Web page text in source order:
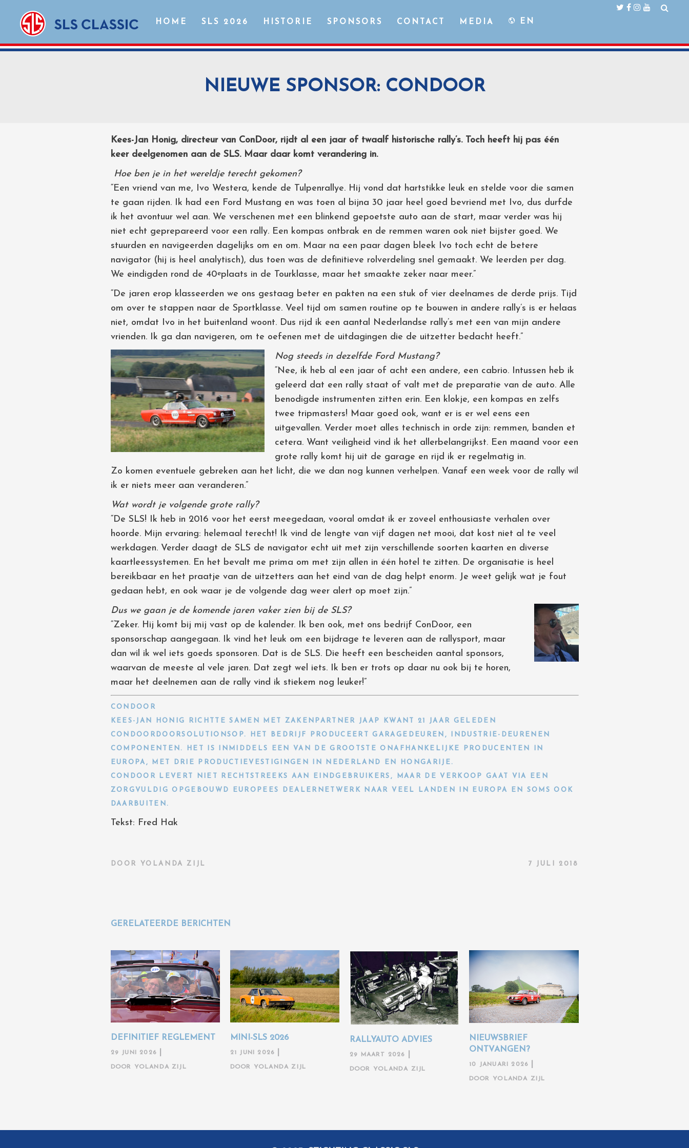
HOME SLS 2026 HISTORIE SPONSORS CONTACT MEDIA EN
NIEUWE SPONSOR: CONDOOR
Kees-Jan Honig, directeur van ConDoor, rijdt al een jaar of twaalf historische rally’s. Toch heeft hij pas één
keer deelgenomen aan de SLS. Maar daar komt verandering in.
Hoe ben je in het wereldje terecht gekomen?
“Een vriend van me, Ivo Westera, kende de Tulpenrallye. Hij vond dat hartstikke leuk en stelde voor die samen
te gaan rijden. Ik had een Ford Mustang en was toen al bijna 30 jaar heel goed bevriend met Ivo, dus durfde
ik het avontuur wel aan. We verschenen met een blinkend gepoetste auto aan de start, maar verder was hij
niet echt geprepareerd voor een rally. Een kompas ontbrak en de remmen waren ook niet bijster goed. We
stuurden en navigeerden dagelijks om en om. Maar na een paar dagen bleek Ivo toch echt de betere
navigator (hij is heel analytisch), dus toen was de definitieve rolverdeling snel gemaakt. We leerden per dag.
We eindigden rond de 40eplaats in de Tourklasse, maar het smaakte zeker naar meer.”
“De jaren erop klasseerden we ons gestaag beter en pakten na een stuk of vier deelnames de derde prijs. Tijd
om over te stappen naar de Sportklasse. Veel tijd om samen routine op te bouwen in andere rally’s is er helaas
niet, omdat Ivo in het buitenland woont. Dus rijd ik een aantal Nederlandse rally’s met een van mijn andere
vrienden. Ik ga dan navigeren, om te oefenen met de uitdagingen die de uitzetter bedacht heeft.”
Nog steeds in dezelfde Ford Mustang?
“Nee, ik heb al een jaar of acht een andere, een cabrio. Intussen heb ik
geleerd dat een rally staat of valt met de preparatie van de auto. Alle
benodigde instrumenten zitten erin. Een klokje, een kompas en zelfs
twee tripmasters! Maar goed ook, want er is er wel eens een
uitgevallen. Verder moet alles technisch in orde zijn: remmen, banden et
cetera. Want veiligheid vind ik het allerbelangrijkst. Een maand voor een
grote rally komt hij uit de garage en rijd ik er regelmatig in.
Zo komen eventuele gebreken aan het licht, die we dan nog kunnen verhelpen. Vanaf een week voor de rally wil
ik er niets meer aan veranderen.”
Wat wordt je volgende grote rally?
“De SLS! Ik heb in 2016 voor het eerst meegedaan, vooral omdat ik er zoveel enthousiaste verhalen over
hoorde. Mijn ervaring: helemaal terecht! Ik vind de lengte van vijf dagen net mooi, dat kost niet al te veel
werkdagen. Verder daagt de SLS de navigator echt uit met zijn verschillende soorten kaarten en diverse
kaartleessystemen. En het bevalt me prima om met zijn allen in één hotel te zitten. De organisatie is heel
bereikbaar en het praatje van de uitzetters aan het eind van de dag helpt enorm. Je weet gelijk wat je fout
gedaan hebt, en ook waar je de volgende dag weer alert op moet zijn.”
Dus we gaan je de komende jaren vaker zien bij de SLS?
“Zeker. Hij komt bij mij vast op de kalender. Ik ben ook, met ons bedrijf ConDoor, een
sponsorschap aangegaan. Ik vind het leuk om een bijdrage te leveren aan de rallysport, maar
dan wil ik wel iets goeds sponsoren. Dat is de SLS. Die heeft een bescheiden aantal sponsors,
waarvan de meeste al vele jaren. Dat zegt wel iets. Ik ben er trots op daar nu ook bij te horen,
maar het deelnemen aan de rally vind ik stiekem nog leuker!”
CONDOOR
KEES-JAN HONIG RICHTTE SAMEN MET ZAKENPARTNER JAAP KWANT 21 JAAR GELEDEN
CONDOORDOORSOLUTIONSOP. HET BEDRIJF PRODUCEERT GARAGEDEUREN, INDUSTRIE-DEURENEN
COMPONENTEN. HET IS INMIDDELS EEN VAN DE GROOTSTE ONAFHANKELIJKE PRODUCENTEN IN
EUROPA, MET DRIE PRODUCTIEVESTIGINGEN IN NEDERLAND EN HONGARIJE.
CONDOOR LEVERT NIET RECHTSTREEKS AAN EINDGEBRUIKERS, MAAR DE VERKOOP GAAT VIA EEN
ZORGVULDIG OPGEBOUWD EUROPEES DEALERNETWERK NAAR VEEL LANDEN IN EUROPA EN SOMS OOK
DAARBUITEN.
Tekst: Fred Hak
DOOR YOLANDA ZIJL 7 JULI 2018
GERELATEERDE BERICHTEN
DEFINITIEF REGLEMENT
29 JUNI 2026
DOOR YOLANDA ZIJL
MINI-SLS 2026
21 JUNI 2026
DOOR YOLANDA ZIJL
RALLYAUTO ADVIES
29 MAART 2026
DOOR YOLANDA ZIJL
NIEUWSBRIEF
ONTVANGEN?
10 JANUARI 2026
DOOR YOLANDA ZIJL